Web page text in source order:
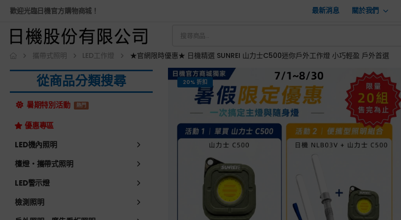
歡迎光臨日機官方購物商城！ 最新消息 關於我們
攜帶式照明 LED工作燈 ★官網限時優惠★ 日機精選 SUNREI 山力士C500迷你戶外工作燈 小巧輕盈 戶外首選
從商品分類搜尋
暑期特別活動 熱門
優惠專區
LED機內照明
檯燈・攜帶式照明
LED警示燈
檢測照明
20% 折扣